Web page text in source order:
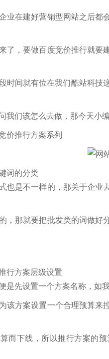
业在建好营销型网站之后都
了，要做百度竞价推行就要
时间就有位在我们酷站科技
我们该怎么去做，那今天小
价推行方案系列
词的分类
也是不一样的，那关于企业
，那就要把批发类的词做好
行方案层级设置
是先设置一个方案名称，如
该方案设置一个合理预算来
而下线，所以推行方案的